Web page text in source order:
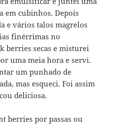
em cubinhos. Depois
e vários talos magrelos
finérrimas no
berries secas e misturei
uma meia hora e servi.
um punhado de
mas esqueci. Foi assim
deliciosa.
berries por passas ou